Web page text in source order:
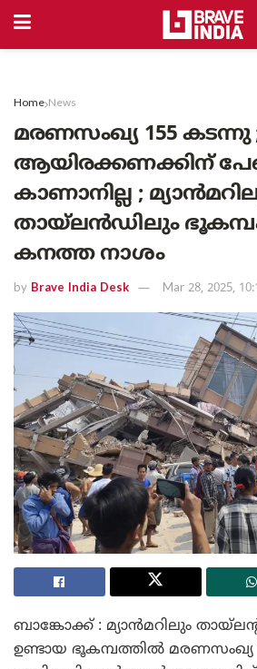
Home News
മരണസംഖ്യ 155 കടന്നു
ആയിരക്കണക്കിന്
കാണാനില്ല ;
തായ്‌ലൻഡിലും
കനത്ത നാശം
by Brave India Desk Mar 28, 2025,
ബാങ്കോക്ക് : മ്യാൻമറിലും
ഉണ്ടായ ഭൂകമ്പത്തിൽ മരണസംഖ്യ